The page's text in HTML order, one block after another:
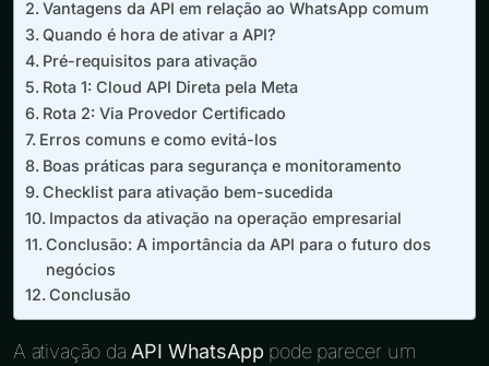
Vantagens da API em relação ao WhatsApp comum
Quando é hora de ativar a API?
Pré-requisitos para ativação
Rota 1: Cloud API Direta pela Meta
Rota 2: Via Provedor Certificado
Erros comuns e como evitá-los
Boas práticas para segurança e monitoramento
Checklist para ativação bem-sucedida
Impactos da ativação na operação empresarial
Conclusão: A importância da API para o futuro dos
negócios
Conclusão
A ativação da API WhatsApp pode parecer um